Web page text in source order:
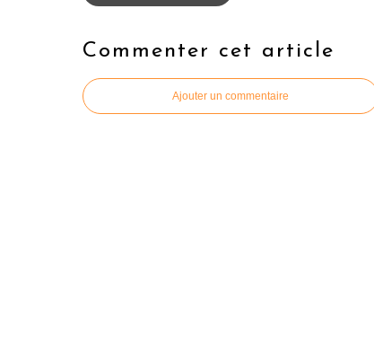
Commenter cet article
Ajouter un commentaire